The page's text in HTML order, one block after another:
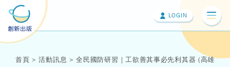
LOGIN
切換
首頁 活動訊息
全民國防研習｜工欲善其事必先利其器 (高雄